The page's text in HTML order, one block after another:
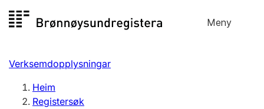
til
Meny
Registersøk
Aksjeselskap
Verksemdopplysningar
Heim
Registersøk